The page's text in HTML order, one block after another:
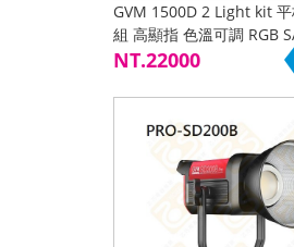
GVM 1500D 2 Light kit
組 高顯指 色溫可調 RGB
射角 75W 特效光 DC 電池
NT.22000